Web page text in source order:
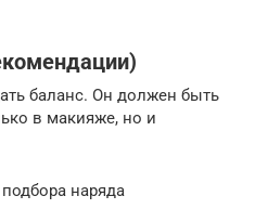
баланс. Он должен быть
в макияже, но и
наряда